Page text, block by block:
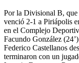
Por la Divisional B, que
venció 2-1 a Piriápolis
en el Complejo
Facundo González
Federico Castellanos
terminaron con un